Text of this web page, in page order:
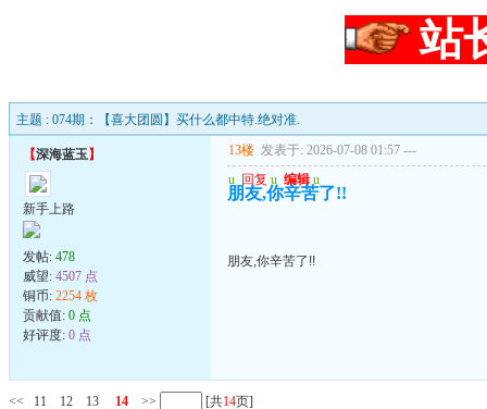
站
主题 : 074期：【喜大团圆】买什么都中特.绝对准.
【深海蓝玉】
新手上路
发帖: 478
威望: 4507 点
铜币: 2254 枚
贡献值: 0 点
好评度: 0 点
13楼 发表于: 2026-07-08 01:57 ---
u 回复 u 编辑 u
朋友,你辛苦了!!
朋友,你辛苦了!!
<< 11 12 13 14 >> [共14页]